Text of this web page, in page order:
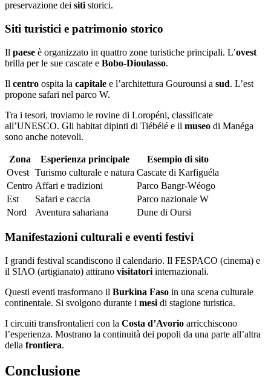
preservazione dei siti storici.
Siti turistici e patrimonio storico
Il paese è organizzato in quattro zone turistiche principali. L’ovest
brilla per le sue cascate e Bobo-Dioulasso.
Il centro ospita la capitale e l’architettura Gourounsi a sud. L’est
propone safari nel parco W.
Tra i tesori, troviamo le rovine di Loropéni, classificate
all’UNESCO. Gli habitat dipinti di Tiébélé e il museo di Manéga
sono anche notevoli.
Zona Esperienza principale
Esempio di sito
Ovest Turismo culturale e natura Cascate di Karfiguéla
Centro Affari e tradizioni
Parco Bangr-Wéogo
Est
Safari e caccia
Parco nazionale W
Nord
Aventura sahariana Dune di Oursi
Manifestazioni culturali e eventi festivi
I grandi festival scandiscono il calendario. Il FESPACO (cinema) e
il SIAO (artigianato) attirano visitatori internazionali.
Questi eventi trasformano il Burkina Faso in una scena culturale
continentale. Si svolgono durante i mesi di stagione turistica.
I circuiti transfrontalieri con la Costa d’Avorio arricchiscono
l’esperienza. Mostrano la continuità dei popoli da una parte all’altra
della frontiera.
Conclusione